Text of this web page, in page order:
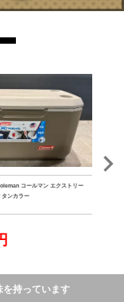
コールマン エクストリー
タンカラー
を持っています